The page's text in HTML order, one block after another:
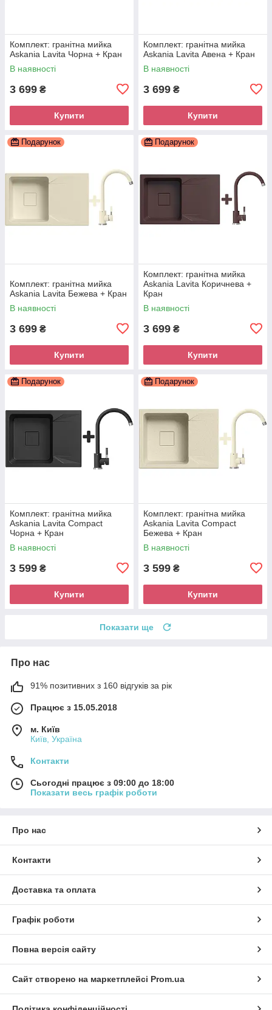
Комплект: гранітна мийка
Askania Lavita Чорна + Кран
В наявності
3 699 ₴
Купити
Комплект: гранітна мийка
Askania Lavita Авена + Кран
В наявності
3 699 ₴
Купити
Подарунок
Комплект: гранітна мийка
Askania Lavita Бежева + Кран
В наявності
3 699 ₴
Купити
Подарунок
Комплект: гранітна мийка
Askania Lavita Коричнева +
Кран
В наявності
3 699 ₴
Купити
Подарунок
Комплект: гранітна мийка
Askania Lavita Compact
Чорна + Кран
В наявності
3 599 ₴
Купити
Подарунок
Комплект: гранітна мийка
Askania Lavita Compact
Бежева + Кран
В наявності
3 599 ₴
Купити
Показати ще
Про нас
91% позитивних з 160 відгуків за рік
Працює з 15.05.2018
м. Київ
Київ, Україна
Контакти
Сьогодні працює з 09:00 до 18:00
Показати весь графік роботи
Про нас
Контакти
Доставка та оплата
Графік роботи
Повна версія сайту
Сайт створено на маркетплейсі Prom.ua